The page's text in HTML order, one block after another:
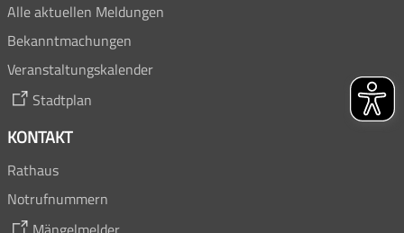
Alle aktuellen Meldungen
Bekanntmachungen
Veranstaltungskalender
Stadtplan
KONTAKT
Rathaus
Notrufnummern